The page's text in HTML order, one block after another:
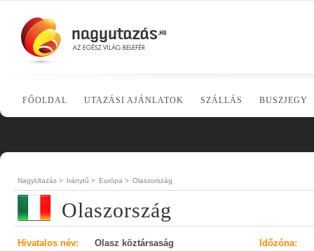
FŐOLDAL UTAZÁSI AJÁNLATOK SZÁLLÁS BUSZJEGY
NagyUtazás > Iránytű > Európa > Olaszország
Olaszország
Hivatalos név: Olasz köztársaság
Időzóna: